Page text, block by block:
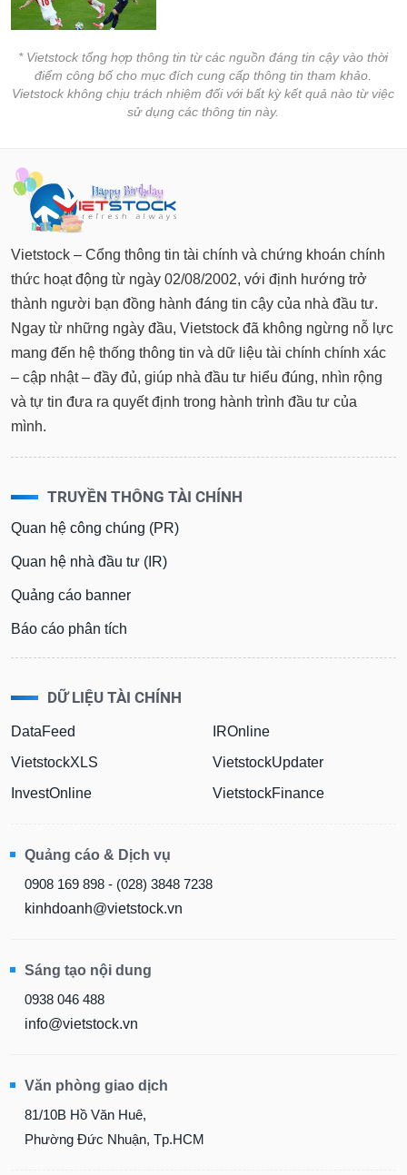
* Vietstock tổng hợp thông tin từ các nguồn đáng tin cậy vào thời
điểm công bố cho mục đích cung cấp thông tin tham khảo.
Vietstock không chịu trách nhiệm đối với bất kỳ kết quả nào từ việc
sử dụng các thông tin này.
Vietstock – Cổng thông tin tài chính và chứng khoán chính
thức hoạt động từ ngày 02/08/2002, với định hướng trở
thành người bạn đồng hành đáng tin cậy của nhà đầu tư.
Ngay từ những ngày đầu, Vietstock đã không ngừng nỗ lực
mang đến hệ thống thông tin và dữ liệu tài chính chính xác
– cập nhật – đầy đủ, giúp nhà đầu tư hiểu đúng, nhìn rộng
và tự tin đưa ra quyết định trong hành trình đầu tư của
mình.
TRUYỀN THÔNG TÀI CHÍNH
Quan hệ công chúng (PR)
Quan hệ nhà đầu tư (IR)
Quảng cáo banner
Báo cáo phân tích
DỮ LIỆU TÀI CHÍNH
DataFeed
VietstockXLS
InvestOnline
IROnline
VietstockUpdater
VietstockFinance
Quảng cáo & Dịch vụ
0908 169 898 - (028) 3848 7238
kinhdoanh@vietstock.vn
Sáng tạo nội dung
0938 046 488
info@vietstock.vn
Văn phòng giao dịch
81/10B Hồ Văn Huê,
Phường Đức Nhuận, Tp.HCM